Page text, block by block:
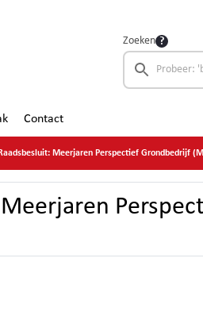
Zoeken
Contact
Raadsbesluit: Meerjaren Perspectief Grondbedrijf